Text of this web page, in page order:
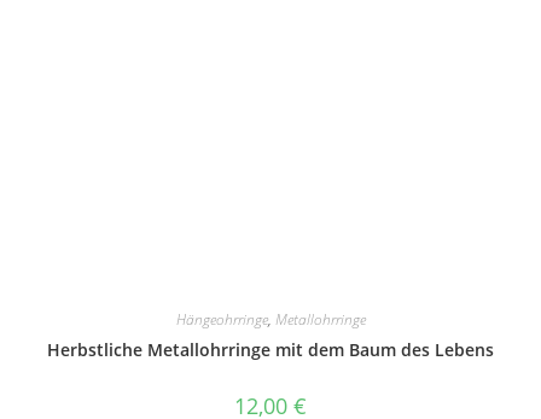
Hängeohrringe, Metallohrringe
Herbstliche Metallohrringe mit dem Baum des Lebens
12,00 €